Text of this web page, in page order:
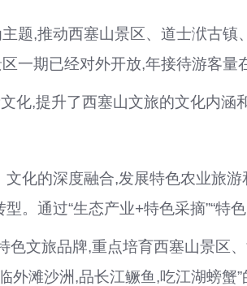
题,推动西塞山景区、道士洑古
一期已经对外开放,年接待游客量
化,提升了西塞山文旅的文化内涵
化的深度融合,发展特色农业旅
型。通过“生态产业+特色采摘”“特
文旅品牌,重点培育西塞山景区
外滩沙洲,品长江鳜鱼,吃江湖螃